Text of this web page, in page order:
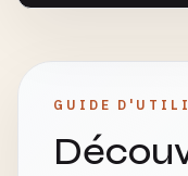
GUIDE